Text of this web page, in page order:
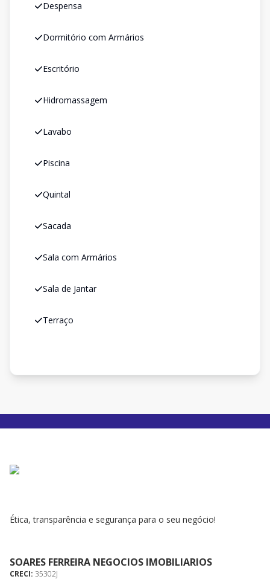
Despensa
Dormitório com Armários
Escritório
Hidromassagem
Lavabo
Piscina
Quintal
Sacada
Sala com Armários
Sala de Jantar
Terraço
Ética, transparência e segurança para o seu negócio!
SOARES FERREIRA NEGOCIOS IMOBILIARIOS
CRECI: 35302J